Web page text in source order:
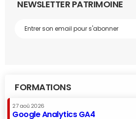
NEWSLETTER PATRIMOINE
FORMATIONS
27 aoû 2026
Google Analytics GA4